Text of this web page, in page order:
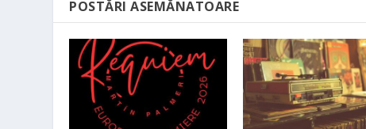
POSTĂRI ASEMĂNATOARE